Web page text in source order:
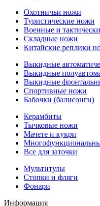
Охотничьи ножи
Туристические ножи
Военные и
Складные ножи
Китайские реплики
Выкидные
Выкидные
Выкидные
Спортивные ножи
Бабочки (балисонги)
Керамбиты
Тычковые ножи
Мачете и кукри
Все для заточки
Мультитулы
Стопки и фляги
Фонари
Информация